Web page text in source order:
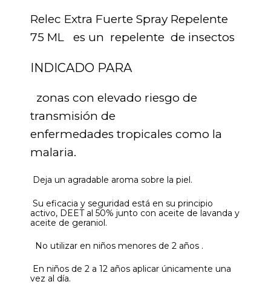
Relec Extra Fuerte Spray Repelente
75 ML es un repelente de insectos
INDICADO PARA
zonas con elevado riesgo de
transmisión de
enfermedades tropicales como la
malaria.
Deja un agradable aroma sobre la piel.
Su eficacia y seguridad está en su principio
activo, DEET al 50% junto con aceite de lavanda y
aceite de geraniol.
No utilizar en niños menores de 2 años .
En niños de 2 a 12 años aplicar únicamente una
vez al día.